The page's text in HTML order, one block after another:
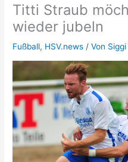
Titti Straub
wieder jubeln
Fußball, HSV.news / Von